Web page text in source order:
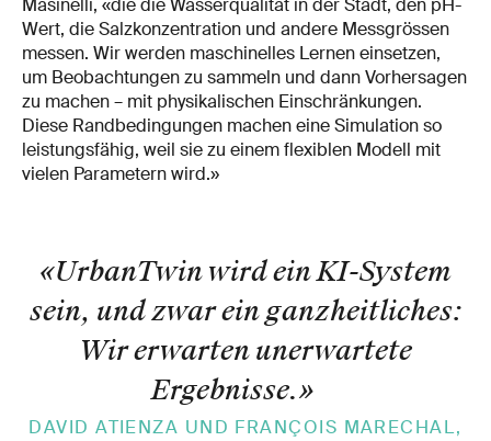
Masinelli, «die die Wasserqualität in der Stadt, den pH-
Wert, die Salzkonzentration und andere Messgrössen
messen. Wir werden maschinelles Lernen einsetzen,
um Beobachtungen zu sammeln und dann Vorhersagen
zu machen – mit physikalischen Einschränkungen.
Diese Randbedingungen machen eine Simulation so
leistungsfähig, weil sie zu einem flexiblen Modell mit
vielen Parametern wird.»
«UrbanTwin wird ein KI-System
sein, und zwar ein ganzheitliches:
Wir erwarten unerwartete
Ergebnisse.»
DAVID ATIENZA UND FRANÇOIS MARECHAL,